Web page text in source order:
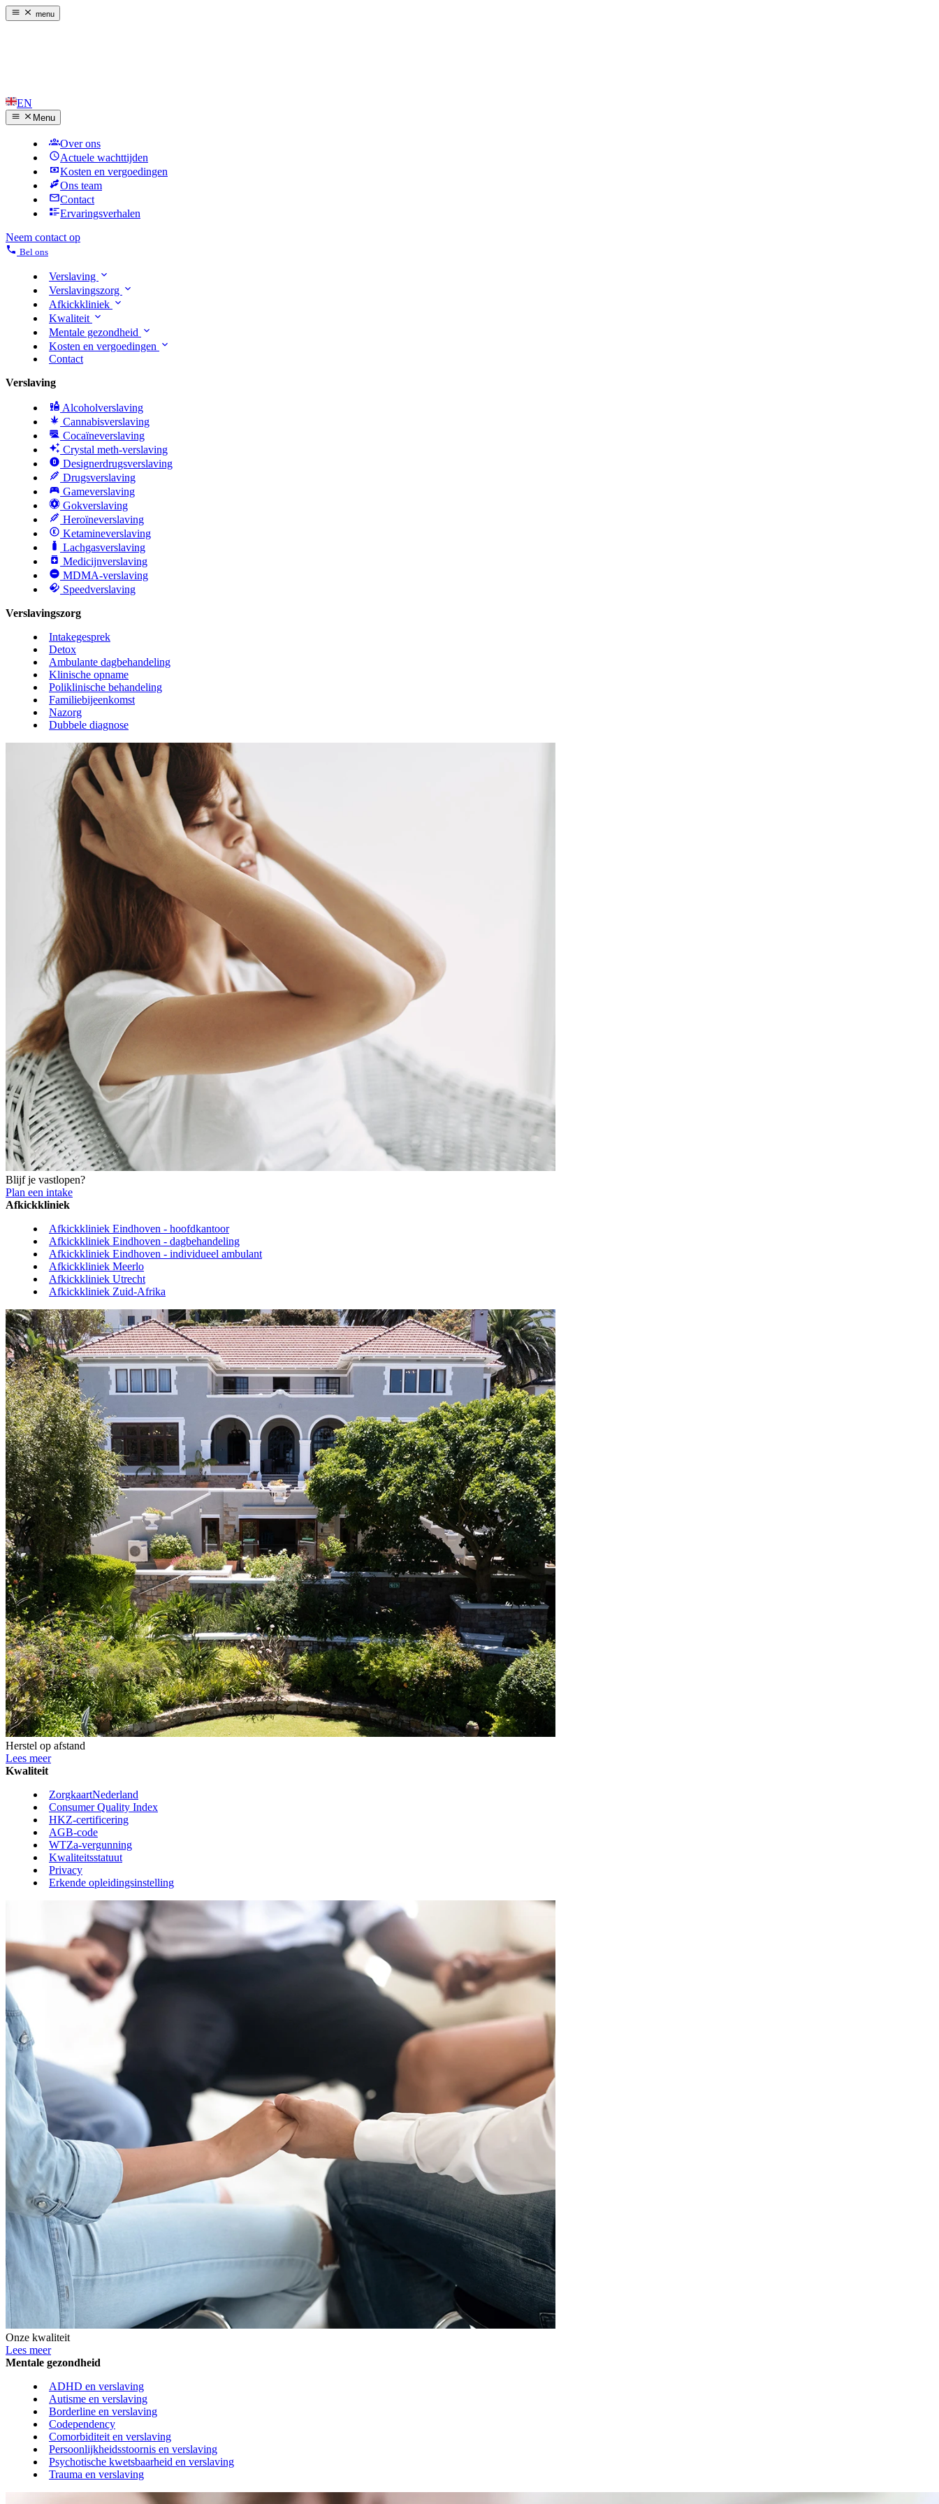
menu
EN
Menu
Over ons
Actuele wachttijden
Kosten en vergoedingen
Ons team
Contact
Ervaringsverhalen
Neem contact op
Bel ons
Verslaving
Verslavingszorg
Afkickkliniek
Kwaliteit
Mentale gezondheid
Kosten en vergoedingen
Contact
Verslaving
Alcoholverslaving
Cannabisverslaving
Cocaïneverslaving
Crystal meth-verslaving
Designerdrugsverslaving
Drugsverslaving
Gameverslaving
Gokverslaving
Heroïneverslaving
Ketamineverslaving
Lachgasverslaving
Medicijnverslaving
MDMA-verslaving
Speedverslaving
Verslavingszorg
Intakegesprek
Detox
Ambulante dagbehandeling
Klinische opname
Poliklinische behandeling
Familiebijeenkomst
Nazorg
Dubbele diagnose
Blijf je vastlopen?
Plan een intake
Afkickkliniek
Afkickkliniek Eindhoven - hoofdkantoor
Afkickkliniek Eindhoven - dagbehandeling
Afkickkliniek Eindhoven - individueel ambulant
Afkickkliniek Meerlo
Afkickkliniek Utrecht
Afkickkliniek Zuid-Afrika
Herstel op afstand
Lees meer
Kwaliteit
ZorgkaartNederland
Consumer Quality Index
HKZ-certificering
AGB-code
WTZa-vergunning
Kwaliteitsstatuut
Privacy
Erkende opleidingsinstelling
Onze kwaliteit
Lees meer
Mentale gezondheid
ADHD en verslaving
Autisme en verslaving
Borderline en verslaving
Codependency
Comorbiditeit en verslaving
Persoonlijkheidsstoornis en verslaving
Psychotische kwetsbaarheid en verslaving
Trauma en verslaving